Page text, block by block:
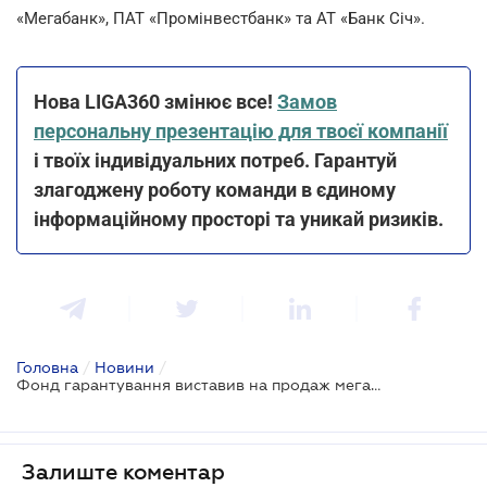
«Мегабанк», ПАТ «Промінвестбанк» та АТ «Банк Січ».
Нова LIGA360 змінює все! Замов
персональну презентацію для твоєї компанії
і твоїх індивідуальних потреб. Гарантуй
злагоджену роботу команди в єдиному
інформаційному просторі та уникай ризиків.
Головна / Новини /
Фонд гарантування виставив на продаж мегапул активів чотирьох банків
Залиште коментар